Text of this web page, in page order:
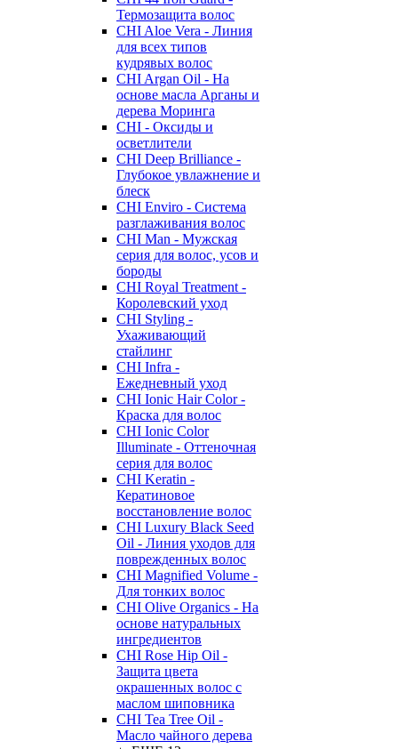
Термозащита волос
CHI Aloe Vera - Линия
для всех типов
кудрявых волос
CHI Argan Oil - На
основе масла Арганы и
дерева Моринга
CHI - Оксиды и
осветлители
CHI Deep Brilliance -
Глубокое увлажнение и
блеск
CHI Enviro - Система
разглаживания волос
CHI Man - Мужская
серия для волос, усов и
бороды
CHI Royal Treatment -
Королевский уход
CHI Styling -
Ухаживающий
стайлинг
CHI Infra -
Ежедневный уход
CHI Ionic Hair Color -
Краска для волос
CHI Ionic Color
Illuminate - Оттеночная
серия для волос
CHI Keratin -
Кератиновое
восстановление волос
CHI Luxury Black Seed
Oil - Линия уходов для
поврежденных волос
CHI Magnified Volume -
Для тонких волос
CHI Olive Organics - На
основе натуральных
ингредиентов
CHI Rose Hip Oil -
Защита цвета
окрашенных волос с
маслом шиповника
CHI Tea Tree Oil -
Масло чайного дерева